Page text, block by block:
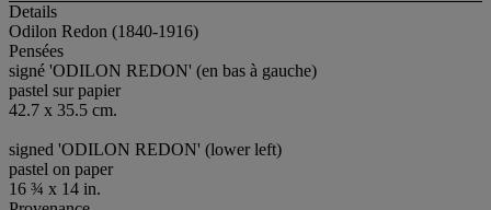
Details
Odilon Redon (1840-1916)
Pensées
signé 'ODILON REDON' (en bas à gauche)
pastel sur papier
42.7 x 35.5 cm.
signed 'ODILON REDON' (lower left)
pastel on paper
16 ¾ x 14 in.